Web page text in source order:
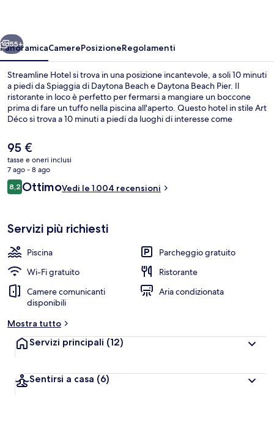
Avanti
55+
PanoramicaCamerePosizioneRegolamenti
Streamline Hotel si trova in una posizione incantevole, a soli 10 minuti
a piedi da Spiaggia di Daytona Beach e Daytona Beach Pier. Il
ristorante in loco è perfetto per fermarsi a mangiare un boccone
prima di fare un tuffo nella piscina all'aperto. Questo hotel in stile Art
Déco si trova a 10 minuti a piedi da luoghi di interesse come
recensioni dei viaggiatori menzionano il personale gentile e la
posizione invidiabile.
Il
prezzo
attuale
è
95 €
95 €
tasse e oneri inclusi
7 ago - 8 ago
Recensioni
8,28,2 su 10
OttimoVedi le 1.004 recensioni
Servizi più richiesti
Piscina
Parcheggio gratuito
Wi-Fi gratuito
Ristorante
Camere comunicanti
disponibili
Aria condizionata
Mostra tutto
Servizi principali (12)
Sentirsi a casa (6)